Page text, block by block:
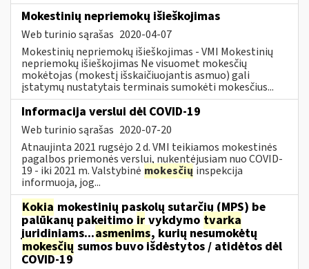
Mokestinių nepriemokų išieškojimas
Web turinio sąrašas 2020-04-07
Mokestinių nepriemokų išieškojimas - VMI Mokestinių
nepriemokų išieškojimas Ne visuomet mokesčių
mokėtojas (mokestį išskaičiuojantis asmuo) gali
įstatymų nustatytais terminais sumokėti mokesčius...
Informacija verslui dėl COVID-19
Web turinio sąrašas 2020-07-20
Atnaujinta 2021 rugsėjo 2 d. VMI teikiamos mokestinės
pagalbos priemonės verslui, nukentėjusiam nuo COVID-
19 - iki 2021 m. Valstybinė mokesčių inspekcija
informuoja, jog...
Kokia mokestinių paskolų sutarčių (MPS) be
palūkanų pakeitimo ir vykdymo tvarka
juridiniams...asmenims, kurių nesumokėtų
mokesčių sumos buvo išdėstytos / atidėtos dėl
COVID-19